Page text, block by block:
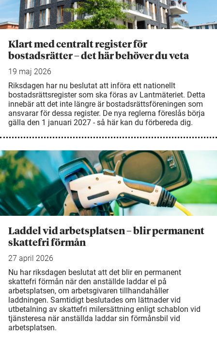
Klart med centralt register för
bostadsrätter – det här behöver du veta
19 maj 2026
Riksdagen har nu beslutat att införa ett nationellt
bostadsrättsregister som ska föras av Lantmäteriet. Detta
innebär att det inte längre är bostadsrättsföreningen som
ansvarar för dessa register. De nya reglerna föreslås börja
gälla den 1 januari 2027 - så här kan du förbereda dig.
Laddel vid arbetsplatsen – blir permanent
skattefri förmån
27 april 2026
Nu har riksdagen beslutat att det blir en permanent
skattefri förmån när den anställde laddar el på
arbetsplatsen, om arbetsgivaren tillhandahåller
laddningen. Samtidigt beslutades om lättnader vid
utbetalning av skattefri milersättning enligt schablon vid
tjänsteresa när anställda laddar sin förmånsbil vid
arbetsplatsen.